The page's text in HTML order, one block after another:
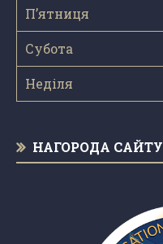
П’ятниця
Субота
Неділя
НАГОРОДА САЙТУ